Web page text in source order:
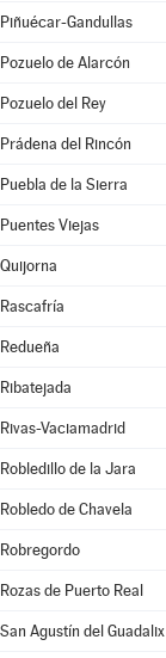
Piñuécar-Gandullas
Pozuelo de Alarcón
Pozuelo del Rey
Prádena del Rincón
Puebla de la Sierra
Puentes Viejas
Quijorna
Rascafría
Redueña
Ribatejada
Rivas-Vaciamadrid
Robledillo de la Jara
Robledo de Chavela
Robregordo
Rozas de Puerto Real
San Agustín del Guadalix